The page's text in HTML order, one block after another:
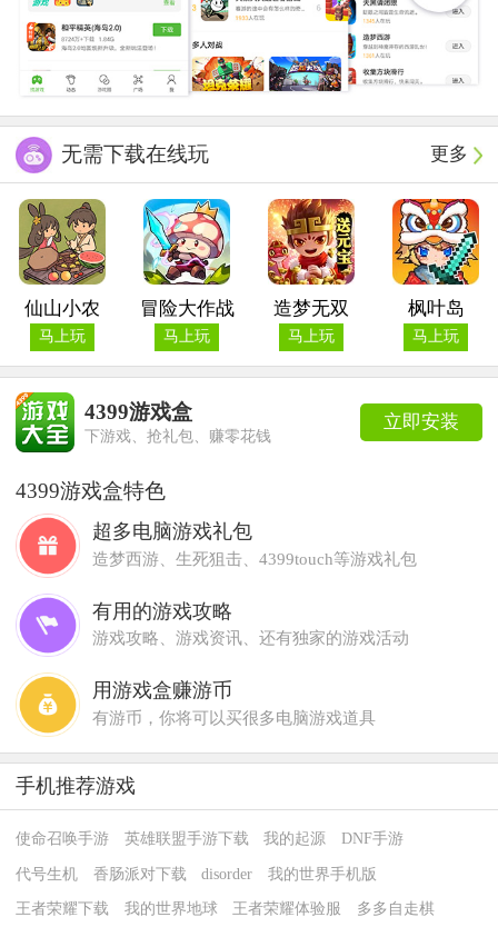
更多
无需下载在线玩
仙山小农
马上玩
冒险大作战
马上玩
造梦无双
马上玩
枫叶岛
马上玩
立即安装
4399游戏盒
下游戏、抢礼包、赚零花钱
4399游戏盒特色
超多电脑游戏礼包
造梦西游、生死狙击、4399touch等游戏礼包
有用的游戏攻略
游戏攻略、游戏资讯、还有独家的游戏活动
用游戏盒赚游币
有游币，你将可以买很多电脑游戏道具
手机推荐游戏
使命召唤手游 英雄联盟手游下载 我的起源 DNF手游
代号生机 香肠派对下载 disorder 我的世界手机版
王者荣耀下载 我的世界地球 王者荣耀体验服 多多自走棋